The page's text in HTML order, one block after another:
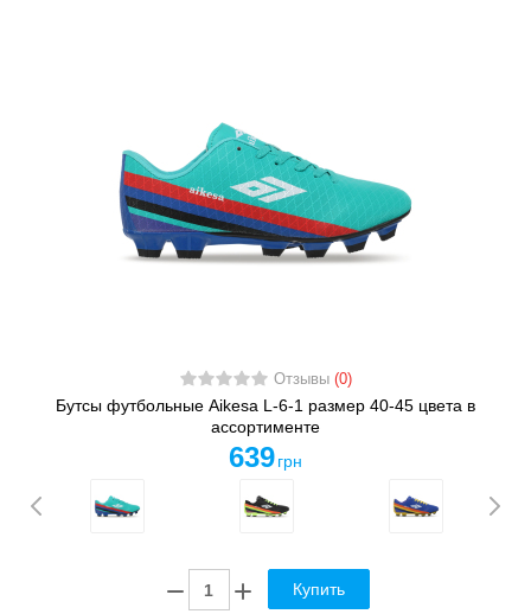
Отзывы (0)
Бутсы футбольные Aikesa L-6-1 размер 40-45 цвета в
ассортименте
639 грн
Купить